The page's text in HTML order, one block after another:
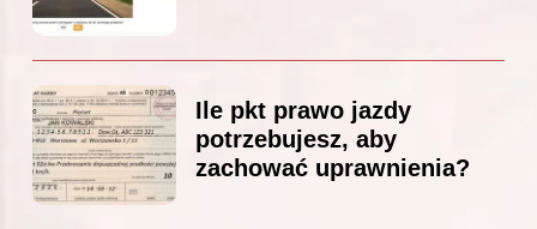
Ile pkt prawo jazdy
potrzebujesz, aby
zachować uprawnienia?